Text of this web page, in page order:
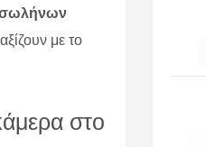
σωλήνων
αξίζουν με το
στο